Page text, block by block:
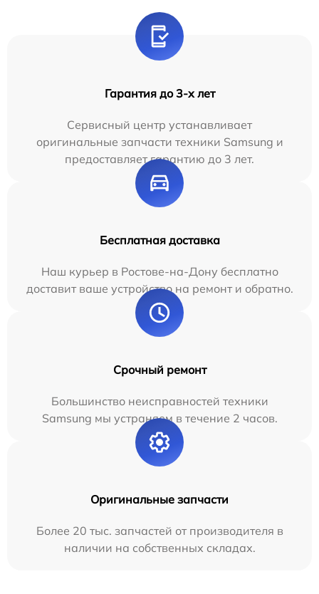
Гарантия до 3-х лет
Сервисный центр устанавливает
оригинальные запчасти техники Samsung и
предоставляет гарантию до 3 лет.
Бесплатная доставка
Наш курьер в Ростове-на-Дону бесплатно
доставит ваше устройство на ремонт и обратно.
Срочный ремонт
Большинство неисправностей техники
Samsung мы устраняем в течение 2 часов.
Оригинальные запчасти
Более 20 тыс. запчастей от производителя в
наличии на собственных складах.